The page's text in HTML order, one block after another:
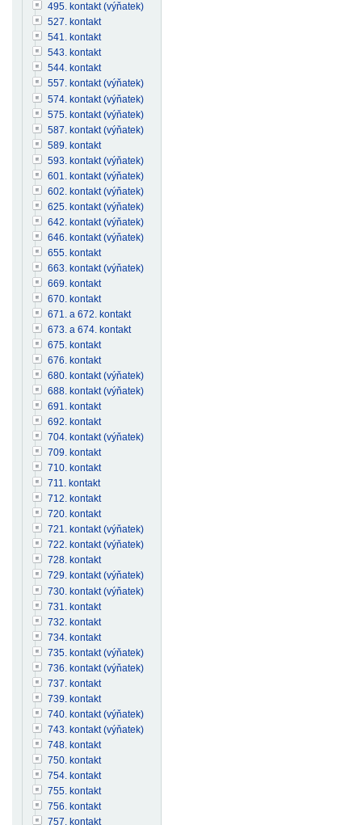
495. kontakt (výňatek)
527. kontakt
541. kontakt
543. kontakt
544. kontakt
557. kontakt (výňatek)
574. kontakt (výňatek)
575. kontakt (výňatek)
587. kontakt (výňatek)
589. kontakt
593. kontakt (výňatek)
601. kontakt (výňatek)
602. kontakt (výňatek)
625. kontakt (výňatek)
642. kontakt (výňatek)
646. kontakt (výňatek)
655. kontakt
663. kontakt (výňatek)
669. kontakt
670. kontakt
671. a 672. kontakt
673. a 674. kontakt
675. kontakt
676. kontakt
680. kontakt (výňatek)
688. kontakt (výňatek)
691. kontakt
692. kontakt
704. kontakt (výňatek)
709. kontakt
710. kontakt
711. kontakt
712. kontakt
720. kontakt
721. kontakt (výňatek)
722. kontakt (výňatek)
728. kontakt
729. kontakt (výňatek)
730. kontakt (výňatek)
731. kontakt
732. kontakt
734. kontakt
735. kontakt (výňatek)
736. kontakt (výňatek)
737. kontakt
739. kontakt
740. kontakt (výňatek)
743. kontakt (výňatek)
748. kontakt
750. kontakt
754. kontakt
755. kontakt
756. kontakt
757. kontakt